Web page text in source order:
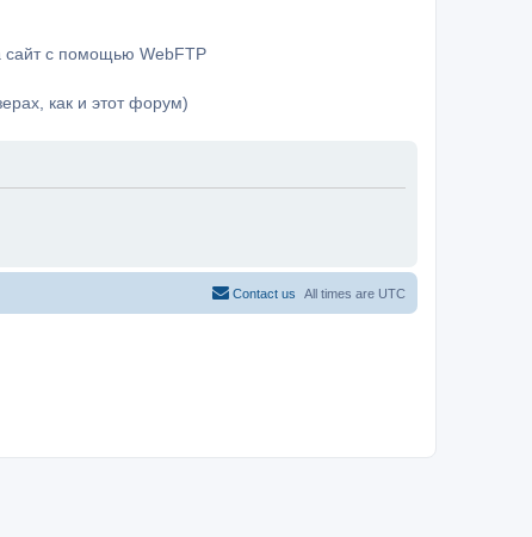
сайт с помощью WebFTP
как и этот форум)
All times are UTC
Contact us